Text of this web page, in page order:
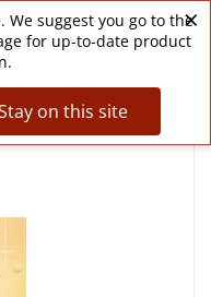
We suggest you go to the
for up-to-date product
on this site
×
MyPersonalSpace